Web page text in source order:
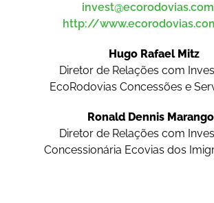
http://
Hugo Rafael Mitz
Diretor de Relações com
EcoRodovias Concessões e
Ronald Dennis
Diretor de Relações com
Concessionária Ecovias dos